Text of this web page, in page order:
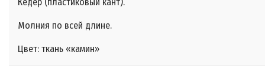
Кедер (пластиковый кант).
Молния по всей длине.
Цвет: ткань «камин»